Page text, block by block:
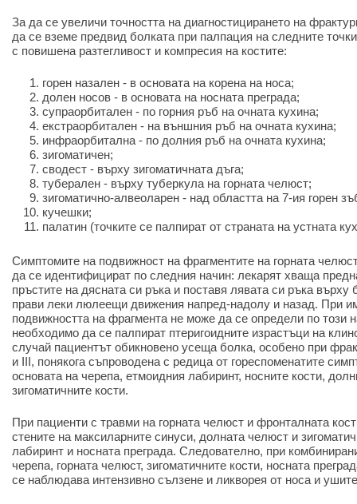
За да се увеличи точността на диагностицирането на
да се вземе предвид болката при палпация на следните
с повишена разтегливост и компресия на костите:
горен назален - в основата на корена на носа;
долен носов - в основата на носната преграда;
супраорбитален - по горния ръб на очната кухина;
екстраорбитален - на външния ръб на очната кухина;
инфраорбитална - по долния ръб на очната кухина;
зигоматичен;
сводест - върху зигоматичната дъга;
туберален - върху туберкула на горната челюст;
зигоматично-алвеоларен - над областта на 7-ия горен
кучешки;
палатин (точките се палпират от страната на устната
Симптомите на подвижност на фрагментите на горната
да се идентифицират по следния начин: лекарят хваща
пръстите на дясната си ръка и поставя лявата си ръка върху
прави леки люлеещи движения напред-надолу и назад. При
подвижността на фрагмента не може да се определи по този
необходимо да се палпират птеригоидните израстъци на
случай пациентът обикновено усеща болка, особено при
и III, понякога съпроводена с редица от гореспоменатите
основата на черепа, етмоидния лабиринт, носните кости,
зигоматичните кости.
При пациенти с травми на горната челюст и фронталната
стените на максиларните синуси, долната челюст и
лабиринт и носната преграда. Следователно, при
черепа, горната челюст, зигоматичните кости, носната
се наблюдава интензивно сълзене и ликворея от носа и